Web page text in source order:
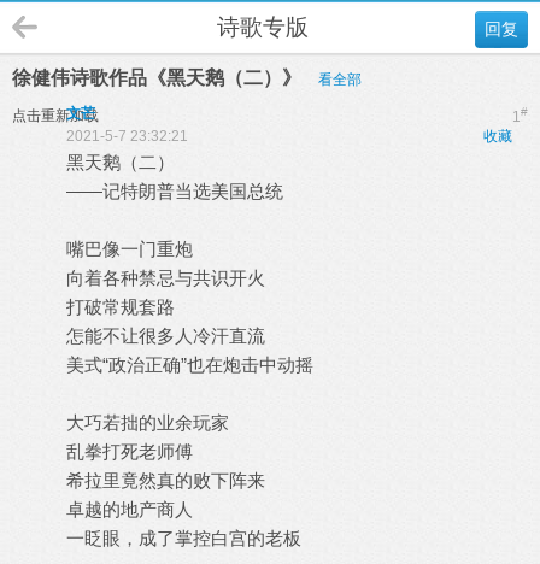
回复
诗歌专版
徐健伟诗歌作品《黑天鹅（二）》 看全部
点击重新加载 1#
文芒
收藏
2021-5-7 23:32:21
黑天鹅（二）
——记特朗普当选美国总统
嘴巴像一门重炮
向着各种禁忌与共识开火
打破常规套路
怎能不让很多人冷汗直流
美式“政治正确”也在炮击中动摇
大巧若拙的业余玩家
乱拳打死老师傅
希拉里竟然真的败下阵来
卓越的地产商人
一眨眼，成了掌控白宫的老板